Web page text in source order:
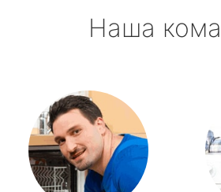
Наша